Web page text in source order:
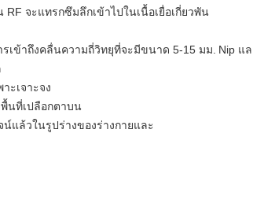
จะแทรกซึมลึกเข้าไปในเนื้อเยื่อเกี่ยวพัน
เข้าถึงคลื่นความถี่วิทยุที่จะมีขนาด 5-15 มม. Nip แ
ะเจาะจง
นที่เปลือกตาบน
แล้วในรูปร่างของร่างกายและ